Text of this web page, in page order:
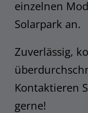
einzelnen
Solarpark an.
Zuverlässig,
Kontaktieren
gerne!